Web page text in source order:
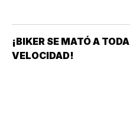
¡BIKER SE MATÓ A TODA
VELOCIDAD!